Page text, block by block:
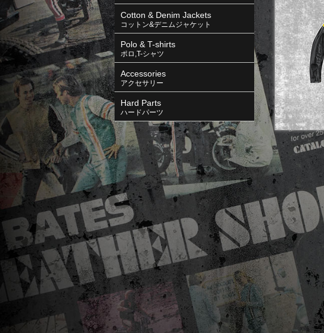
Cotton & Denim Jackets
コットン&デニムジャケット
Polo & T-shirts
ポロ,T-シャツ
Accessories
アクセサリー
Hard Parts
ハードパーツ